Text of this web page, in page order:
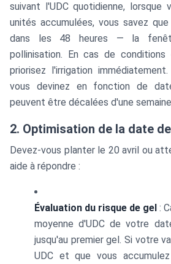
suivant l'UDC quotidienne, lorsque
unités accumulées, vous savez
dans les 48 heures — la
pollinisation. En cas de conditions
priorisez l'irrigation
vous devinez en fonction de
peuvent être décalées d'une
2. Optimisation de la date
Devez-vous planter le 20 avril ou
aide à répondre :
Évaluation du risque de gel :
moyenne d'UDC de votre
jusqu'au premier gel. Si votre
UDC et que vous